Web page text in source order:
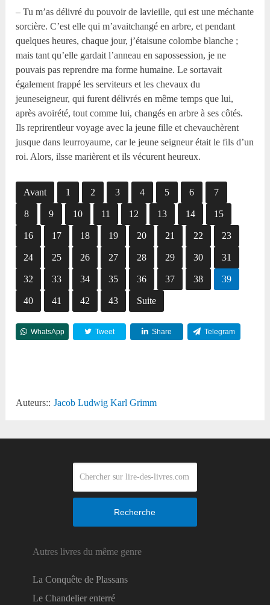
– Tu m’as délivré du pouvoir de lavieille, qui est une méchante
sorcière. C’est elle qui m’avaitchangé en arbre, et pendant
quelques heures, chaque jour, j’étaisune colombe blanche ;
mais tant qu’elle gardait l’anneau en sapossession, je ne
pouvais pas reprendre ma forme humaine. Le sortavait
également frappé les serviteurs et les chevaux du
jeuneseigneur, qui furent délivrés en même temps que lui,
après avoirété, tout comme lui, changés en arbre à ses côtés.
Ils reprirentleur voyage avec la jeune fille et chevauchèrent
jusque dans leurroyaume, car le jeune seigneur était le fils d’un
roi. Alors, ilsse marièrent et ils vécurent heureux.
Avant 1 2 3 4 5 6 7
8 9 10 11 12 13 14 15
16 17 18 19 20 21 22 23
24 25 26 27 28 29 30 31
32 33 34 35 36 37 38 39
40 41 42 43 Suite
WhatsApp Tweet Share Telegram
Auteurs:: Jacob Ludwig Karl Grimm
Recherche
Autres livres du même genre
La Conquête de Plassans
Le Chandelier enterré